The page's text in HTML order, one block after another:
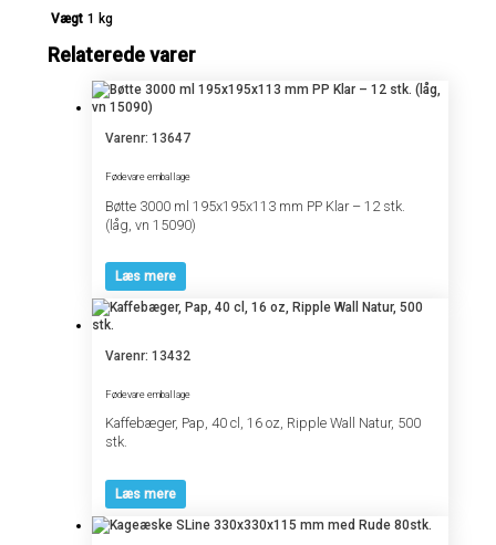
Vægt 1 kg
Relaterede varer
Varenr: 13647
Fødevare emballage
Bøtte 3000 ml 195x195x113 mm PP Klar – 12 stk.
(låg, vn 15090)
Læs mere
Varenr: 13432
Fødevare emballage
Kaffebæger, Pap, 40 cl, 16 oz, Ripple Wall Natur, 500
stk.
Læs mere